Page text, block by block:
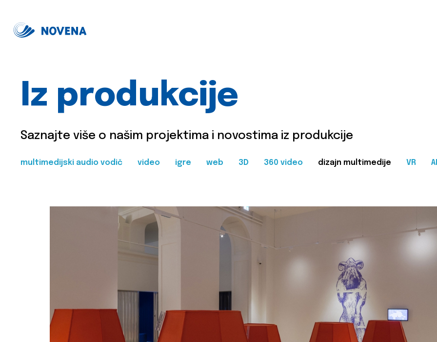
Iz produkcije
Saznajte više o našim projektima i novostima iz produkcije
multimedijski audio vodič video igre web 3D 360 video dizajn multimedije VR